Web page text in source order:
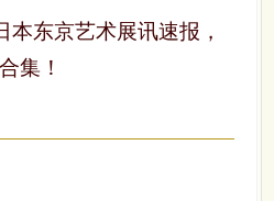
东京艺术展讯速报，
集！